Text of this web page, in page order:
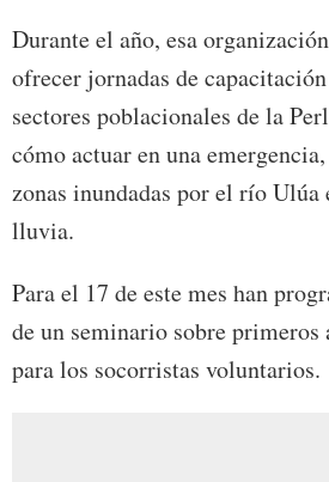
Durante el año, esa
ofrecer jornadas de
sectores poblacionales de la
cómo actuar en una
zonas inundadas por el río Ulúa
lluvia.
Para el 17 de este mes han
de un seminario sobre primeros
para los socorristas voluntarios.